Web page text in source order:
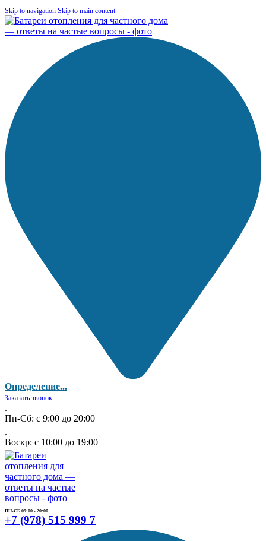
Skip to navigation Skip to main content
Определение...
Заказать звонок
.
Пн-Сб: с 9:00 до 20:00
.
Воскр: с 10:00 до 19:00
ПН-СБ 09:00 - 20:00
+7 (978) 515 999 7